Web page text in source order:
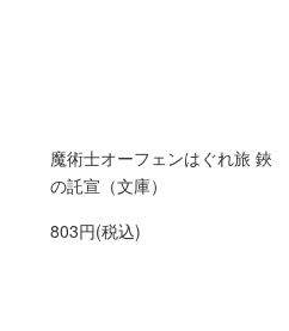
魔術士オーフェンはぐれ旅 鋏
の託宣（文庫）
803円(税込)